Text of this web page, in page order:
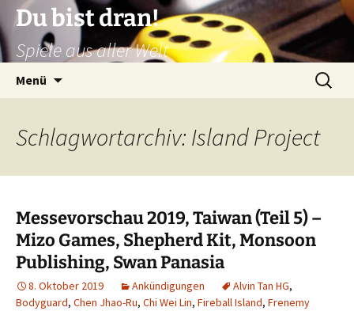
Zum
Inhalt
springen
Du bist dran!
Spiele aus aller Welt
Menü
Suchen
nach:
Schlagwortarchiv: Island Project
Messevorschau 2019, Taiwan (Teil 5) –
Mizo Games, Shepherd Kit, Monsoon
Publishing, Swan Panasia
8. Oktober 2019 Ankündigungen Alvin Tan HG,
Bodyguard, Chen Jhao-Ru, Chi Wei Lin, Fireball Island, Frenemy